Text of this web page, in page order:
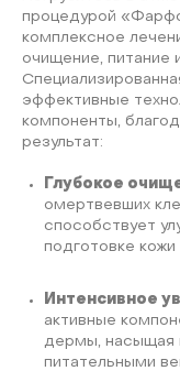
процедурой
комплексное
очищение, питание
эффективные
компоненты,
результат:
Глубокое
омертвевших
способствует
подготовке
Интенсивное
активные
дермы, насыщая
питательными